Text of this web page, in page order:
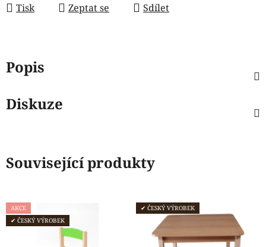
Tisk Zeptat se Sdílet
Popis
Diskuze
Související produkty
AKCE
✔ ČESKÝ VÝROBEK
✔ ČESKÝ VÝROBEK